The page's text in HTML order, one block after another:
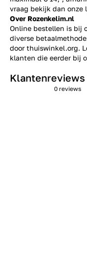
vraag bekijk dan onze
Over Rozenkelim.nl
Online bestellen is bij
diverse
door thuiswinkel.org.
klanten die eerder bij
Klantenreviews
0 reviews